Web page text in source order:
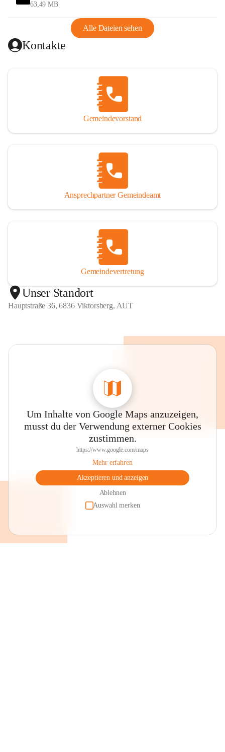
63,49 MB
Alle Dateien sehen
Kontakte
Gemeindevorstand
Ansprechpartner Gemeindeamt
Gemeindevertretung
Unser Standort
Hauptstraße 36, 6836 Viktorsberg, AUT
Um Inhalte von Google Maps anzuzeigen,
musst du der Verwendung externer Cookies
zustimmen.
https://www.google.com/maps
Mehr erfahren
Akzeptieren und anzeigen
Ablehnen
Auswahl merken